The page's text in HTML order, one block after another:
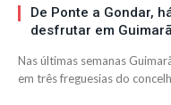
De Ponte a Gondar,
desfrutar em
Nas últimas semanas
em três freguesias do